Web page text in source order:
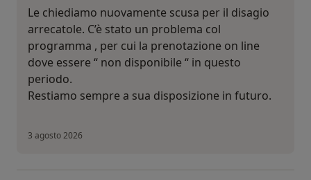
Le chiediamo nuovamente scusa per il disagio
arrecatole. C’è stato un problema col
programma , per cui la prenotazione on line
dove essere “ non disponibile “ in questo
periodo.
Restiamo sempre a sua disposizione in futuro.
3 agosto 2026